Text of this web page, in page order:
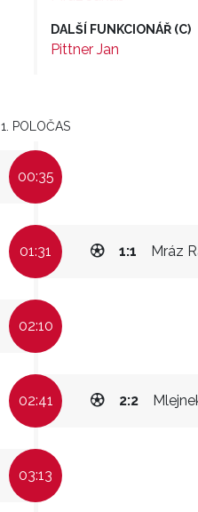
DALŠÍ FUNKCIONÁŘ (C)
Pittner Jan
1. POLOČAS
00:35
01:31 Mráz
1:1
02:10
02:41 2:2
03:13